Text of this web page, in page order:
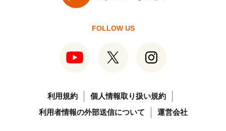
FOLLOW US
利用規約
個人情報取り扱い規約
利用者情報の外部送信について
運営会社